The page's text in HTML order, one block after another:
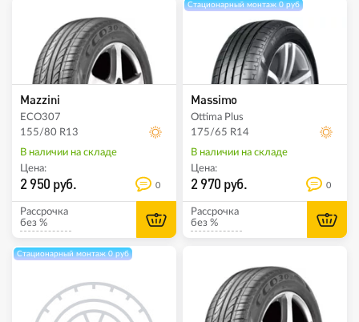
Mazzini
ECO307
155/80 R13
В наличии на складе
Цена:
2 950 руб. 0
Рассрочка
без %
Стационарный монтаж 0 руб
Massimo
Ottima Plus
175/65 R14
В наличии на складе
Цена:
2 970 руб. 0
Рассрочка
без %
Стационарный монтаж 0 руб